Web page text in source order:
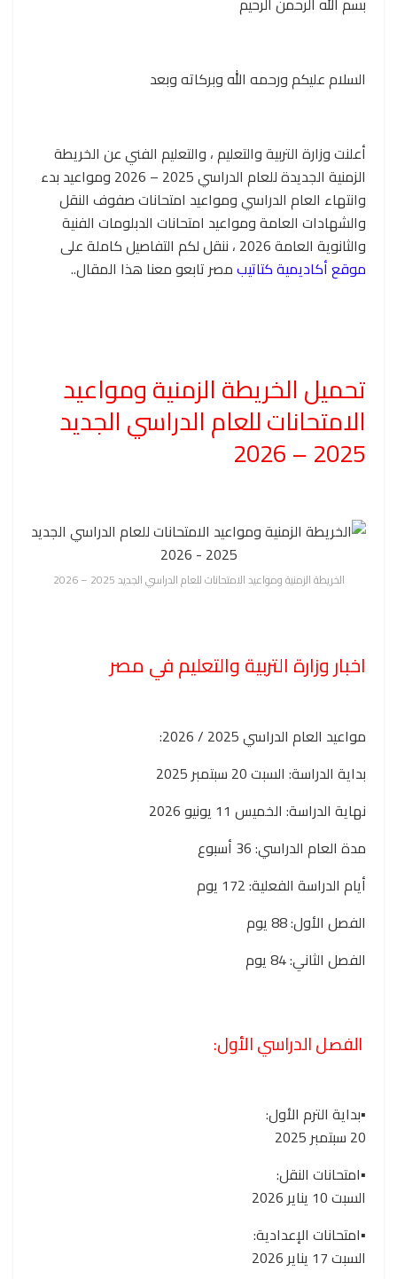
السلام عليكم ورحمه الله وبركاته وبعد
أعلنت وزارة التربية والتعليم ، والتعليم الفني عن الخريطة
الزمنية الجديدة للعام الدراسي 2025 – 2026 ومواعيد بدء
وانتهاء العام الدراسي ومواعيد امتحانات صفوف النقل
والشهادات العامة ومواعيد امتحانات الدبلومات الفنية
والثانوية العامة 2026 ، ننقل لكم التفاصيل كاملة على
موقع أكاديمية كتاتيبمصر تابعو معنا هذا المقال..
تحميل الخريطة الزمنية ومواعيد
الامتحانات للعام الدراسي الجديد
2025 – 2026
الخريطة الزمنية ومواعيد الامتحانات للعام الدراسي الجديد 2025 – 2026
اخبار وزارة التربية والتعليم في مصر
مواعيد العام الدراسي 2025 / 2026:
بداية الدراسة: السبت 20 سبتمبر 2025
نهاية الدراسة: الخميس 11 يونيو 2026
مدة العام الدراسي: 36 أسبوع
أيام الدراسة الفعلية: 172 يوم
الفصل الأول: 88 يوم
الفصل الثاني: 84 يوم
الفصل الدراسي الأول:
▪️بداية الترم الأول:
20 سبتمبر 2025
▪️امتحانات النقل:
السبت 10 يناير 2026
▪️امتحانات الإعدادية:
السبت 17 يناير 2026